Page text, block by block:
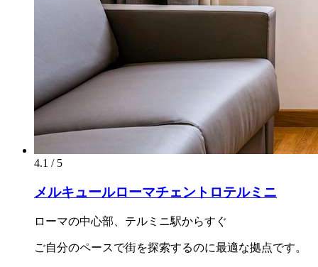
4.1 / 5
メルキュールローマチェントロテルミニ
ローマの中心部、テルミニ駅からすぐ
ご自分のペースで街を探索するのに最適な拠点です。